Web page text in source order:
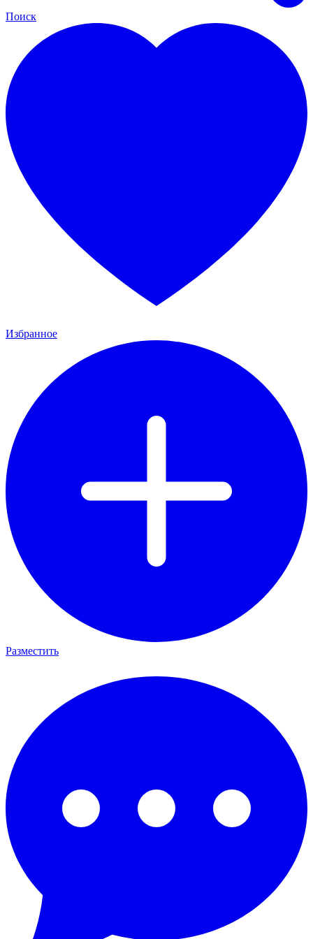
Поиск
Избранное
Разместить